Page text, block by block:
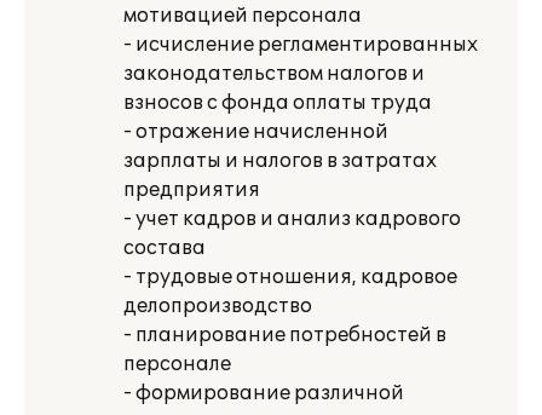
мотивацией персонала
- исчисление регламентированных
законодательством налогов и
взносов с фонда оплаты труда
- отражение начисленной
зарплаты и налогов в затратах
предприятия
- учет кадров и анализ кадрового
состава
- трудовые отношения, кадровое
делопроизводство
- планирование потребностей в
персонале
- формирование различной